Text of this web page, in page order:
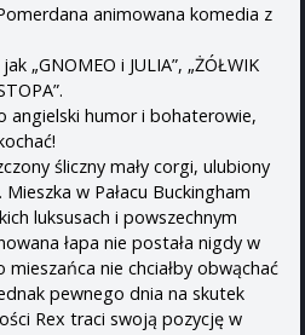
animowana komedia z
„GNOMEO i JULIA”, „ŻÓŁWIK
angielski humor i bohaterowie,
śliczny mały corgi, ulubiony
w Pałacu Buckingham
luksusach i powszechnym
łapa nie postała nigdy w
mieszańca nie chciałby obwąchać
pewnego dnia na skutek
Rex traci swoją pozycję w